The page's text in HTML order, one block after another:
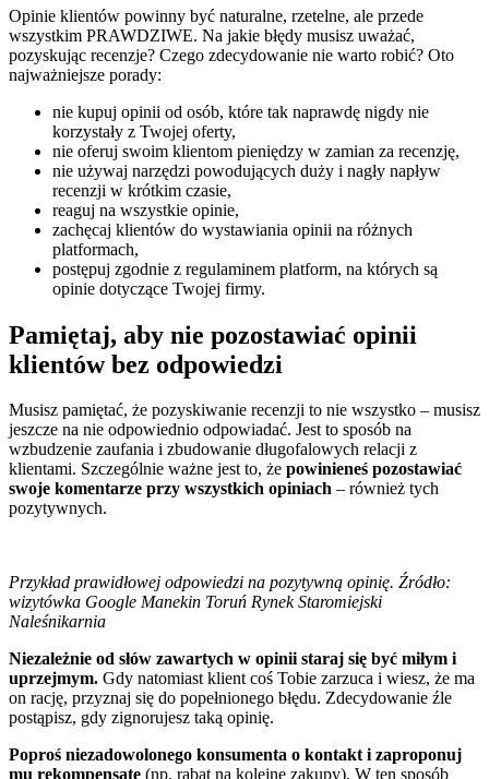
Opinie klientów powinny być naturalne, rzetelne, ale przede
wszystkim PRAWDZIWE. Na jakie błędy musisz uważać,
pozyskując recenzje? Czego zdecydowanie nie warto robić? Oto
najważniejsze porady:
nie kupuj opinii od osób, które tak naprawdę nigdy nie
korzystały z Twojej oferty,
nie oferuj swoim klientom pieniędzy w zamian za recenzję,
nie używaj narzędzi powodujących duży i nagły napływ
recenzji w krótkim czasie,
reaguj na wszystkie opinie,
zachęcaj klientów do wystawiania opinii na różnych
platformach,
postępuj zgodnie z regulaminem platform, na których są
opinie dotyczące Twojej firmy.
Pamiętaj, aby nie pozostawiać opinii
klientów bez odpowiedzi
Musisz pamiętać, że pozyskiwanie recenzji to nie wszystko – musisz
jeszcze na nie odpowiednio odpowiadać. Jest to sposób na
wzbudzenie zaufania i zbudowanie długofalowych relacji z
klientami. Szczególnie ważne jest to, że powinieneś pozostawiać
swoje komentarze przy wszystkich opiniach – również tych
pozytywnych.
Przykład prawidłowej odpowiedzi na pozytywną opinię. Źródło:
wizytówka Google Manekin Toruń Rynek Staromiejski
Naleśnikarnia
Niezależnie od słów zawartych w opinii staraj się być miłym i
uprzejmym. Gdy natomiast klient coś Tobie zarzuca i wiesz, że ma
on rację, przyznaj się do popełnionego błędu. Zdecydowanie źle
postąpisz, gdy zignorujesz taką opinię.
Poproś niezadowolonego konsumenta o kontakt i zaproponuj
mu rekompensatę (np. rabat na kolejne zakupy). W ten sposób